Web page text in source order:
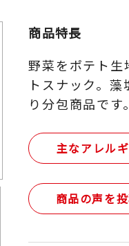
商品特長
野菜をポテト
トスナック。
り分包商品です。
主なアレル
商品の声を